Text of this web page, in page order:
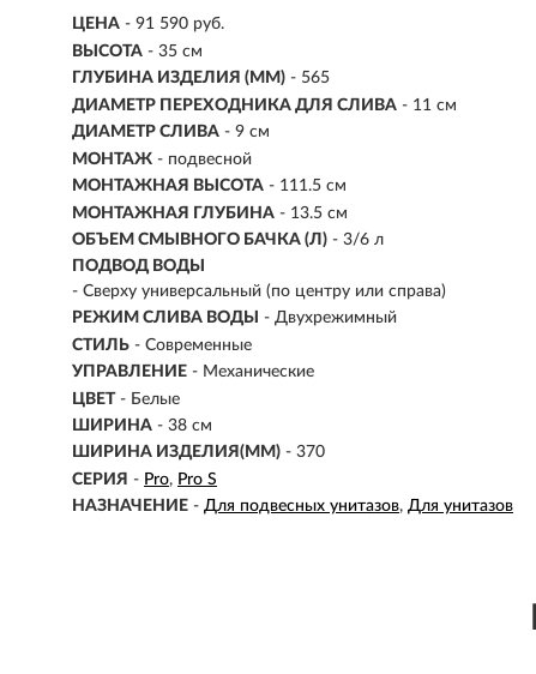
ЦЕНА - 91 590 руб.
ВЫСОТА - 35 см
ГЛУБИНА ИЗДЕЛИЯ (ММ) - 565
ДИАМЕТР ПЕРЕХОДНИКА ДЛЯ СЛИВА - 11 см
ДИАМЕТР СЛИВА - 9 см
МОНТАЖ - подвесной
МОНТАЖНАЯ ВЫСОТА - 111.5 см
МОНТАЖНАЯ ГЛУБИНА - 13.5 см
ОБЪЕМ СМЫВНОГО БАЧКА (Л) - 3/6 л
ПОДВОД ВОДЫ
- Сверху универсальный (по центру или справа)
РЕЖИМ СЛИВА ВОДЫ
- Двухрежимный
СТИЛЬ - Современные
УПРАВЛЕНИЕ - Механические
ЦВЕТ - Белые
ШИРИНА - 38 см
ШИРИНА ИЗДЕЛИЯ(ММ) - 370
СЕРИЯ - Pro
Pro S
НАЗНАЧЕНИЕ - Для подвесных унитазов Для унитазов